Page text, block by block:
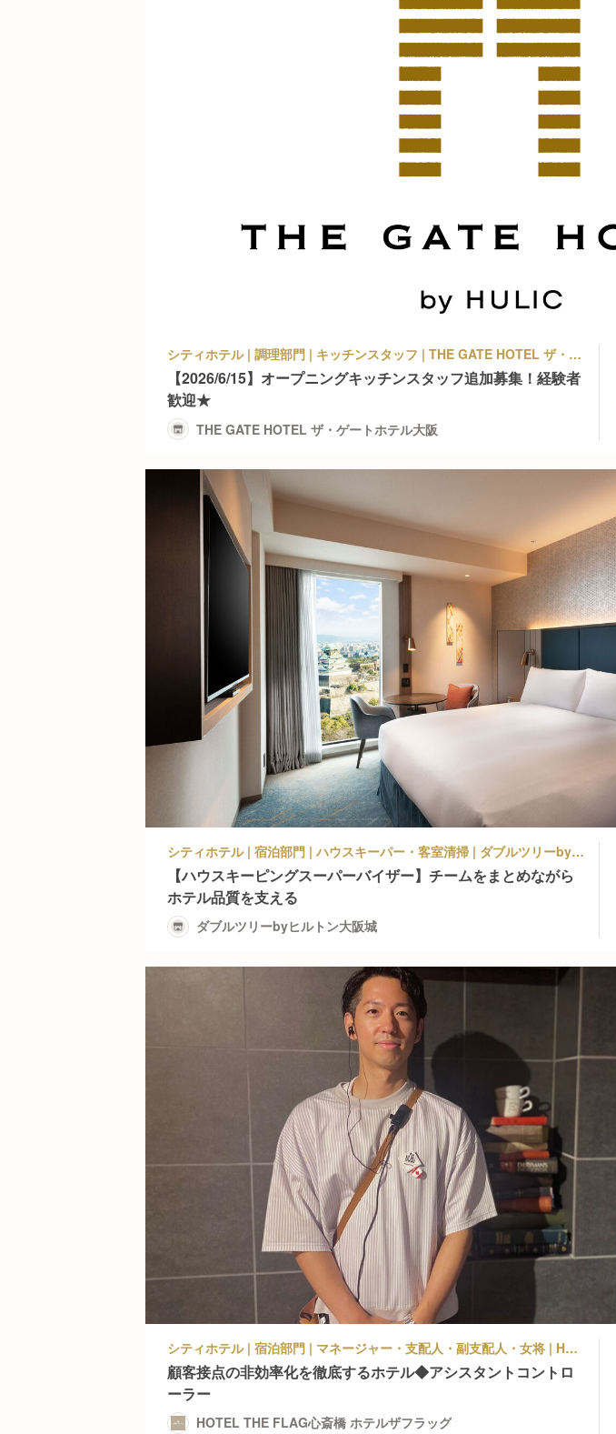
シティホテル | 調理部門 | キッチンスタッフ | THE GATE HOTEL ザ・ゲートホテル大阪
【2026/6/15】オープニングキッチンスタッフ追加募集！経験者
歓迎★
THE GATE HOTEL ザ・ゲートホテル大阪
シティホテル | 宿泊部門 | ハウスキーパー・客室清掃 | ダブルツリーbyヒルトン大阪城
【ハウスキーピングスーパーバイザー】チームをまとめながら
ホテル品質を支える
ダブルツリーbyヒルトン大阪城
シティホテル | 宿泊部門 | マネージャー・支配人・副支配人・女将 | HOTEL THE FLAG心斎橋 ホテルザフラッグ
顧客接点の非効率化を徹底するホテル◆アシスタントコントロ
ーラー
HOTEL THE FLAG心斎橋 ホテルザフラッグ